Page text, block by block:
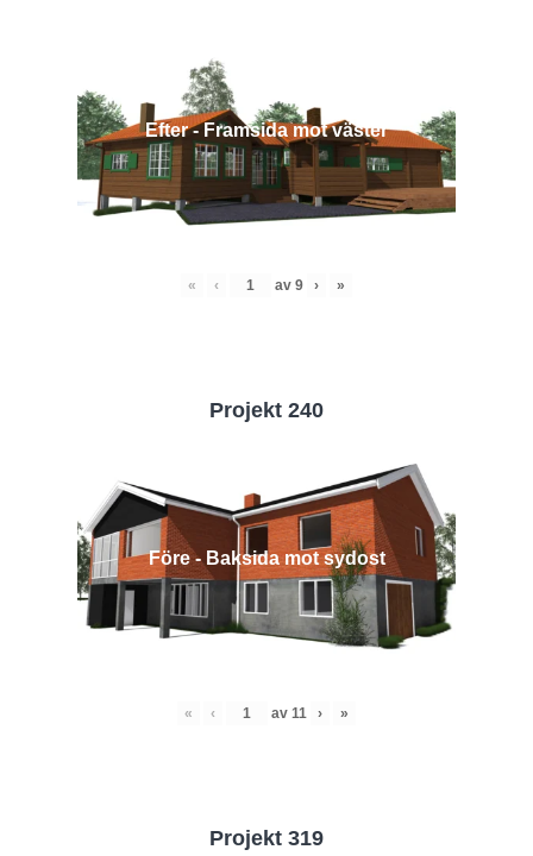
Efter - Framsida mot väster
« ‹ av 9 › »
Projekt 240
Före - Baksida mot sydost
« ‹ av 11 › »
Projekt 319